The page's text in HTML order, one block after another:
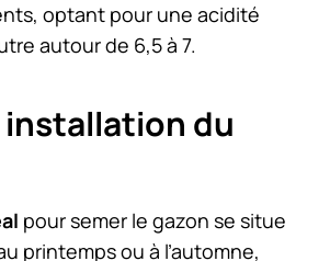
optant pour une acidité
autour de 6,5 à 7.
installation du
pour semer le gazon se situe
printemps ou à l’automne,